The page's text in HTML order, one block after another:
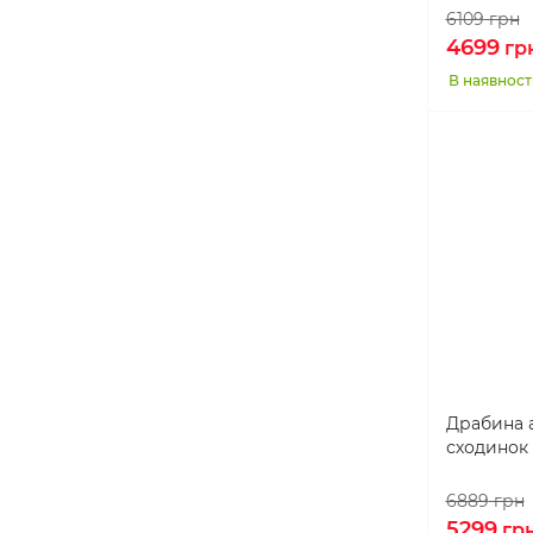
6109грн
4699
В
Драбина
6889грн